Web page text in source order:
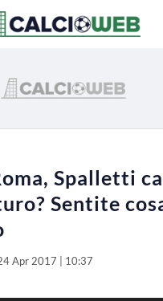
Spalletti
Sentite
Apr 2017 | 10:37